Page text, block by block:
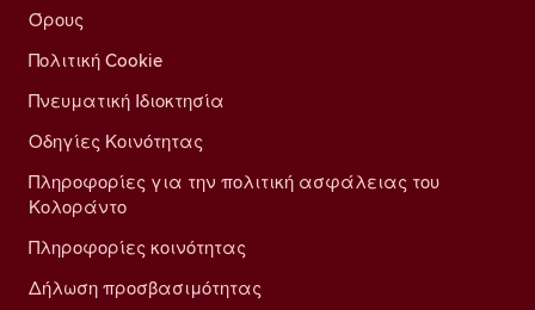
Όρους
Πολιτική Cookie
Πνευματική Ιδιοκτησία
Οδηγίες Κοινότητας
Πληροφορίες για την πολιτική ασφάλειας του
Κολοράντο
Πληροφορίες κοινότητας
Δήλωση προσβασιμότητας